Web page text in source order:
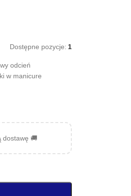
Dostępne pozycje: 1
odcień
w manicure
dostawę 🚚